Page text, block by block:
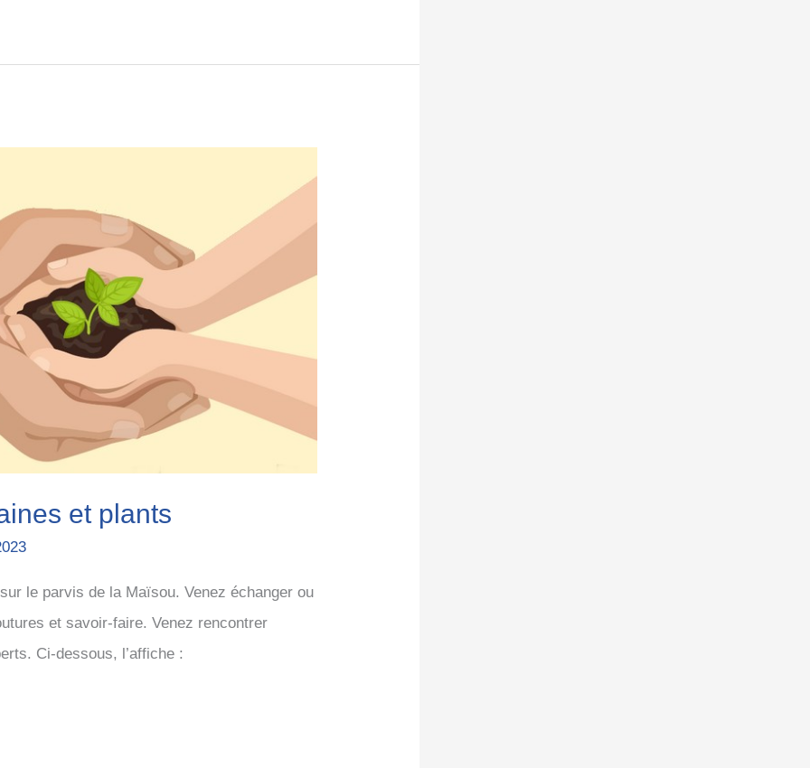
et plants
le parvis de la Maïsou. Venez échanger ou
et savoir-faire. Venez rencontrer
Ci-dessous, l’affiche :